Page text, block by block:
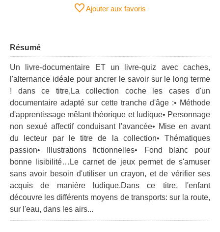
Ajouter aux favoris
Résumé
Un livre-documentaire ET un livre-quiz avec caches,
l'alternance idéale pour ancrer le savoir sur le long terme
! dans ce titre,La collection coche les cases d'un
documentaire adapté sur cette tranche d'âge :• Méthode
d'apprentissage mêlant théorique et ludique• Personnage
non sexué affectif conduisant l'avancée• Mise en avant
du lecteur par le titre de la collection• Thématiques
passion• Illustrations fictionnelles• Fond blanc pour
bonne lisibilité…Le carnet de jeux permet de s'amuser
sans avoir besoin d'utiliser un crayon, et de vérifier ses
acquis de manière ludique.Dans ce titre, l'enfant
découvre les différents moyens de transports: sur la route,
sur l'eau, dans les airs...